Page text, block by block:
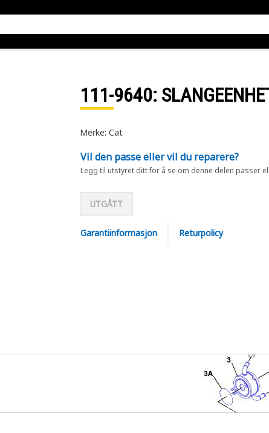
111-9640:
Merke: Cat
Vil den passe eller vil du reparere?
Legg til utstyret ditt for å se om denne delen passer
UTGÅTT
Garantiinformasjon Returpolicy